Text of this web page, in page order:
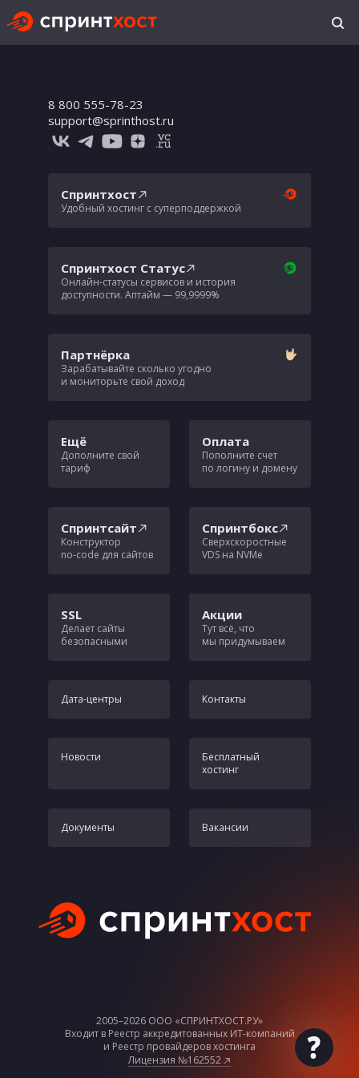
8 800 555-78-23
support@sprinthost.ru
Спринтхост
Удобный хостинг с суперподдержкой
Спринтхост Статус
Онлайн-статусы сервисов и история
доступности. Аптайм — 99,9999%
Партнёрка
Зарабатывайте сколько угодно
и мониторьте свой доход
Ещё
Дополните свой
тариф
Оплата
Пополните счет
по логину и домену
Спринтсайт
Конструктор
no‑code для сайтов
Спринтбокс
Сверхскоростные
VDS на NVMe
SSL
Делает сайты
безопасными
Акции
Тут всё, что
мы придумываем
Дата‑центры Контакты
Новости
Бесплатный
хостинг
Документы Вакансии
2005–2026 ООО «СПРИНТХОСТ.РУ»
Входит в Реестр аккредитованных ИТ-компаний
и Реестр провайдеров хостинга
Лицензия №162552